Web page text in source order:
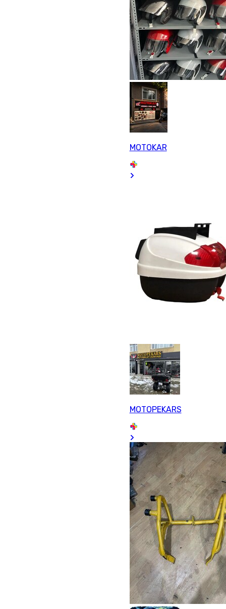
MOTOKAR
MOTOPEKARS